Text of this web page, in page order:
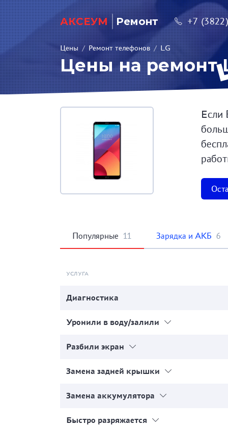
АКСЕУМ Ремонт +7
Цены / Ремонт телефонов / LG
Цены на ремонт
Если
Популярные 11 Зарядка и АКБ 6
УСЛУГА
Диагностика
Уронили в воду/залили
Разбили экран
Замена задней крышки
Замена аккумулятора
Быстро разряжается